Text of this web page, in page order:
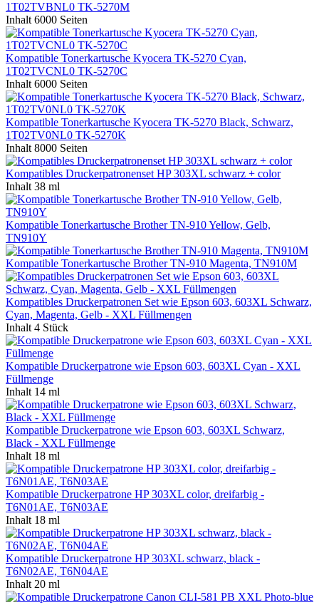
1T02TVBNL0 TK-5270M
Inhalt 6000 Seiten
Kompatible Tonerkartusche Kyocera TK-5270 Cyan,
1T02TVCNL0 TK-5270C
Inhalt 6000 Seiten
Kompatible Tonerkartusche Kyocera TK-5270 Black, Schwarz,
1T02TV0NL0 TK-5270K
Inhalt 8000 Seiten
Kompatibles Druckerpatronenset HP 303XL schwarz + color
Inhalt 38 ml
Kompatible Tonerkartusche Brother TN-910 Yellow, Gelb,
TN910Y
Kompatible Tonerkartusche Brother TN-910 Magenta, TN910M
Kompatibles Druckerpatronen Set wie Epson 603, 603XL Schwarz,
Cyan, Magenta, Gelb - XXL Füllmengen
Inhalt 4 Stück
Kompatible Druckerpatrone wie Epson 603, 603XL Cyan - XXL
Füllmenge
Inhalt 14 ml
Kompatible Druckerpatrone wie Epson 603, 603XL Schwarz,
Black - XXL Füllmenge
Inhalt 18 ml
Kompatible Druckerpatrone HP 303XL color, dreifarbig -
T6N01AE, T6N03AE
Inhalt 18 ml
Kompatible Druckerpatrone HP 303XL schwarz, black -
T6N02AE, T6N04AE
Inhalt 20 ml